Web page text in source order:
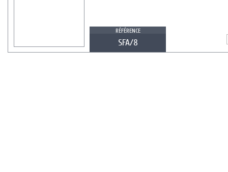
RÉFÉRENCE
SFA/8